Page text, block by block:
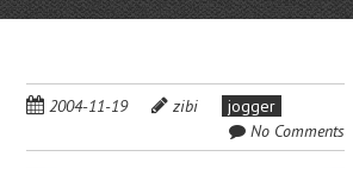
2004-11-19 zibi
jogger
No Comments